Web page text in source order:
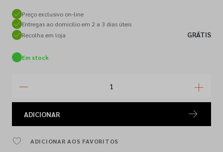
Preço exclusivo on-line
Entregas ao domicílio em 2 a 3 dias úteis
Recolha em loja
GRÁTIS
Em stock
ADICIONAR
ADICIONAR AOS FAVORITOS